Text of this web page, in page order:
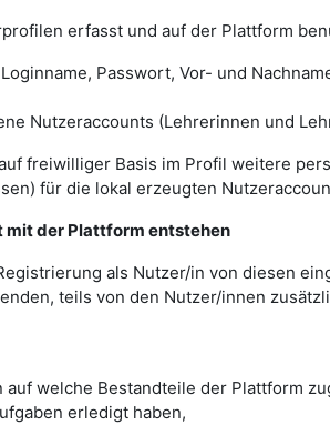
erfasst und auf der Plattform
Passwort, Vor- und
Nutzeraccounts (Lehrerinnen und
freiwilliger Basis im Profil weitere
für die lokal erzeugten
mit der Plattform entstehen
als Nutzer/in von diesen
teils von den Nutzer/innen
welche Bestandteile der Plattform
erledigt haben,